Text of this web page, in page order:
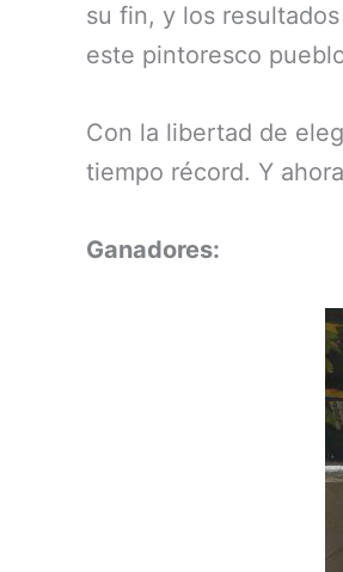
su fin, y los
este pintoresco
Con la libertad de
tiempo récord. Y
Ganadores: